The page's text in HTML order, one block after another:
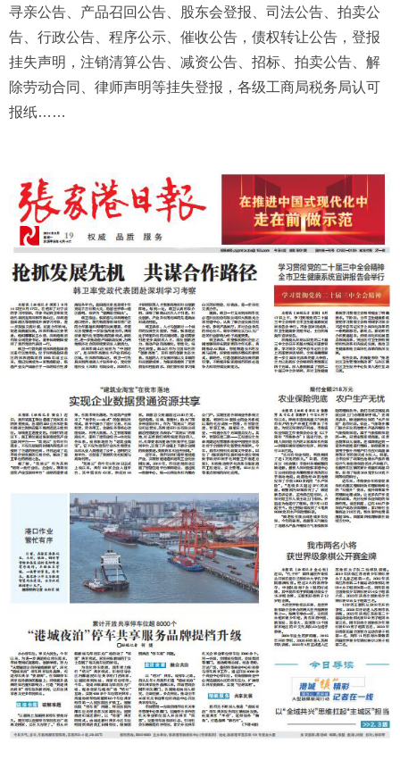
寻亲公告、产品召回公告、股东会登报、司法公告、拍卖公
告、行政公告、程序公示、催收公告，债权转让公告，登报
挂失声明，注销清算公告、减资公告、招标、拍卖公告、解
除劳动合同、律师声明等挂失登报，各级工商局税务局认可
报纸……